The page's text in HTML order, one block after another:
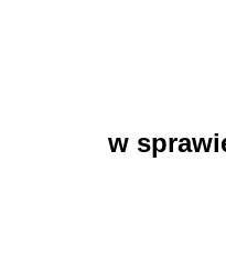
w